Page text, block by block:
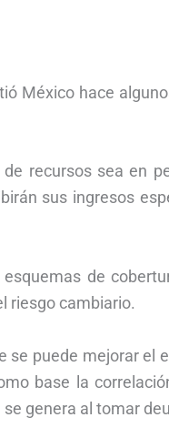
México hace
recursos sea en
sus ingresos
de
riesgo cambiario.
se puede mejorar el
base la
genera al tomar